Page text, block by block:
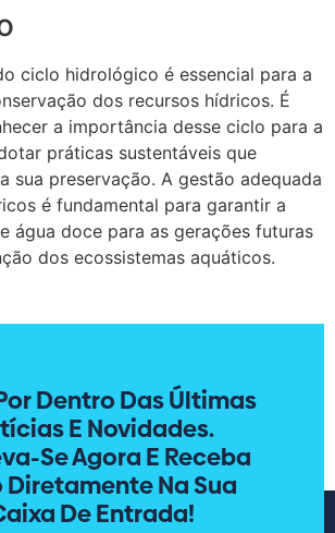
ciclo hidrológico é essencial para a
dos recursos hídricos. É
a importância desse ciclo para a
práticas sustentáveis que
sua preservação. A gestão adequada
é fundamental para garantir a
água doce para as gerações futuras
dos ecossistemas aquáticos.
Dentro Das Últimas
E Novidades.
Se Agora E Receba
Diretamente Na Sua
De Entrada!